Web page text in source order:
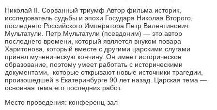
Николай II. Сорванный триумф Автор фильма историк,
исследователь судьбы и эпохи Государя Николая Второго,
последнего Российского Императора Петр Валентинович
Мультатули. Петр Мультатули (псевдоним) — это автор
последнего времени, который является внуком повара
Харитонова, который вместе с другими царскими слугами
принял мученическую кончину. Он имеет историческое
образование, поэтому умеет работать с историческими
документами, которые открывают новые источники трагедии,
произошедшей в Екатеринбурге 90 лет назад. Царская тема —
основная тема его последних работ.
Место проведения: конференц-зал